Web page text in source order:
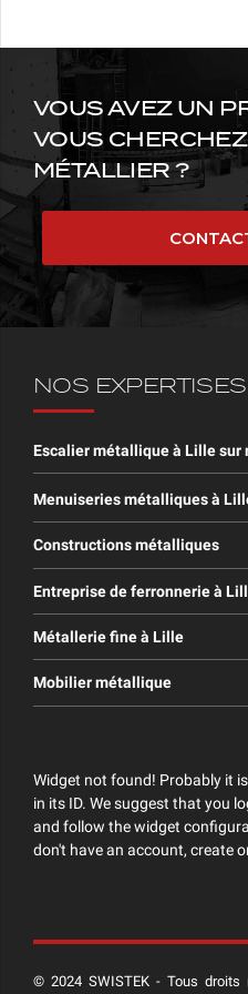
VOUS AVEZ UN
VOUS
MÉTALLIER ?
NOS EXPERTISES
Escalier métallique à Lille sur
Menuiseries métalliques à
Constructions métalliques
Entreprise de ferronnerie à
Métallerie fine à Lille
Mobilier métallique
Widget not found! Probably it
in its ID. We suggest that you
and follow the widget
don't have an account, create
© 2024 SWISTEK - Tous